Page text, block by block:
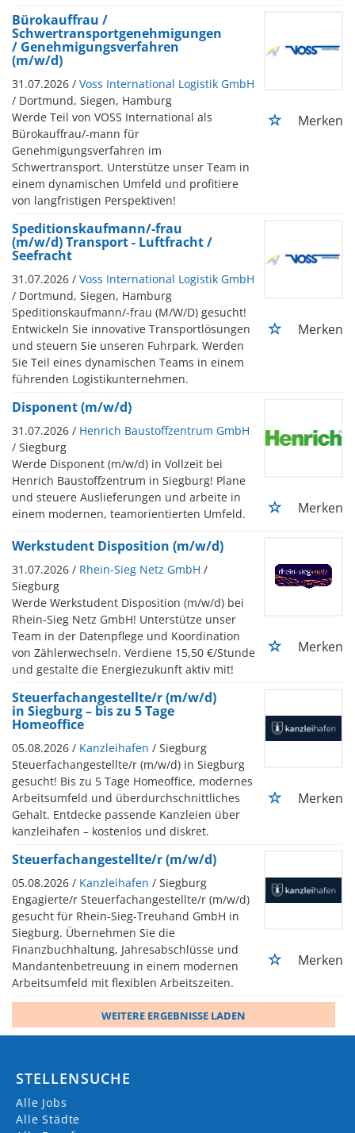
Bürokauffrau /
Schwertransportgenehmigungen
/ Genehmigungsverfahren
(m/w/d)
31.07.2026 / Voss International Logistik GmbH
/ Dortmund, Siegen, Hamburg
Werde Teil von VOSS International als
Bürokauffrau/-mann für
Genehmigungsverfahren im
Schwertransport. Unterstütze unser Team in
einem dynamischen Umfeld und profitiere
von langfristigen Perspektiven!
Merken
Speditionskaufmann/-frau
(m/w/d) Transport - Luftfracht /
Seefracht
31.07.2026 / Voss International Logistik GmbH
/ Dortmund, Siegen, Hamburg
Speditionskaufmann/-frau (M/W/D) gesucht!
Entwickeln Sie innovative Transportlösungen
und steuern Sie unseren Fuhrpark. Werden
Sie Teil eines dynamischen Teams in einem
führenden Logistikunternehmen.
Merken
Disponent (m/w/d)
31.07.2026 / Henrich Baustoffzentrum GmbH
/ Siegburg
Werde Disponent (m/w/d) in Vollzeit bei
Henrich Baustoffzentrum in Siegburg! Plane
und steuere Auslieferungen und arbeite in
einem modernen, teamorientierten Umfeld.
Merken
Werkstudent Disposition (m/w/d)
31.07.2026 / Rhein-Sieg Netz GmbH /
Siegburg
Werde Werkstudent Disposition (m/w/d) bei
Rhein-Sieg Netz GmbH! Unterstütze unser
Team in der Datenpflege und Koordination
von Zählerwechseln. Verdiene 15,50 €/Stunde
und gestalte die Energiezukunft aktiv mit!
Merken
Steuerfachangestellte/r (m/w/d)
in Siegburg – bis zu 5 Tage
Homeoffice
05.08.2026 / Kanzleihafen / Siegburg
Steuerfachangestellte/r (m/w/d) in Siegburg
gesucht! Bis zu 5 Tage Homeoffice, modernes
Arbeitsumfeld und überdurchschnittliches
Gehalt. Entdecke passende Kanzleien über
kanzleihafen – kostenlos und diskret.
Merken
Steuerfachangestellte/r (m/w/d)
05.08.2026 / Kanzleihafen / Siegburg
Engagierte/r Steuerfachangestellte/r (m/w/d)
gesucht für Rhein-Sieg-Treuhand GmbH in
Siegburg. Übernehmen Sie die
Finanzbuchhaltung, Jahresabschlüsse und
Mandantenbetreuung in einem modernen
Arbeitsumfeld mit flexiblen Arbeitszeiten.
Merken
WEITERE ERGEBNISSE LADEN
STELLENSUCHE
Alle Jobs
Alle Städte